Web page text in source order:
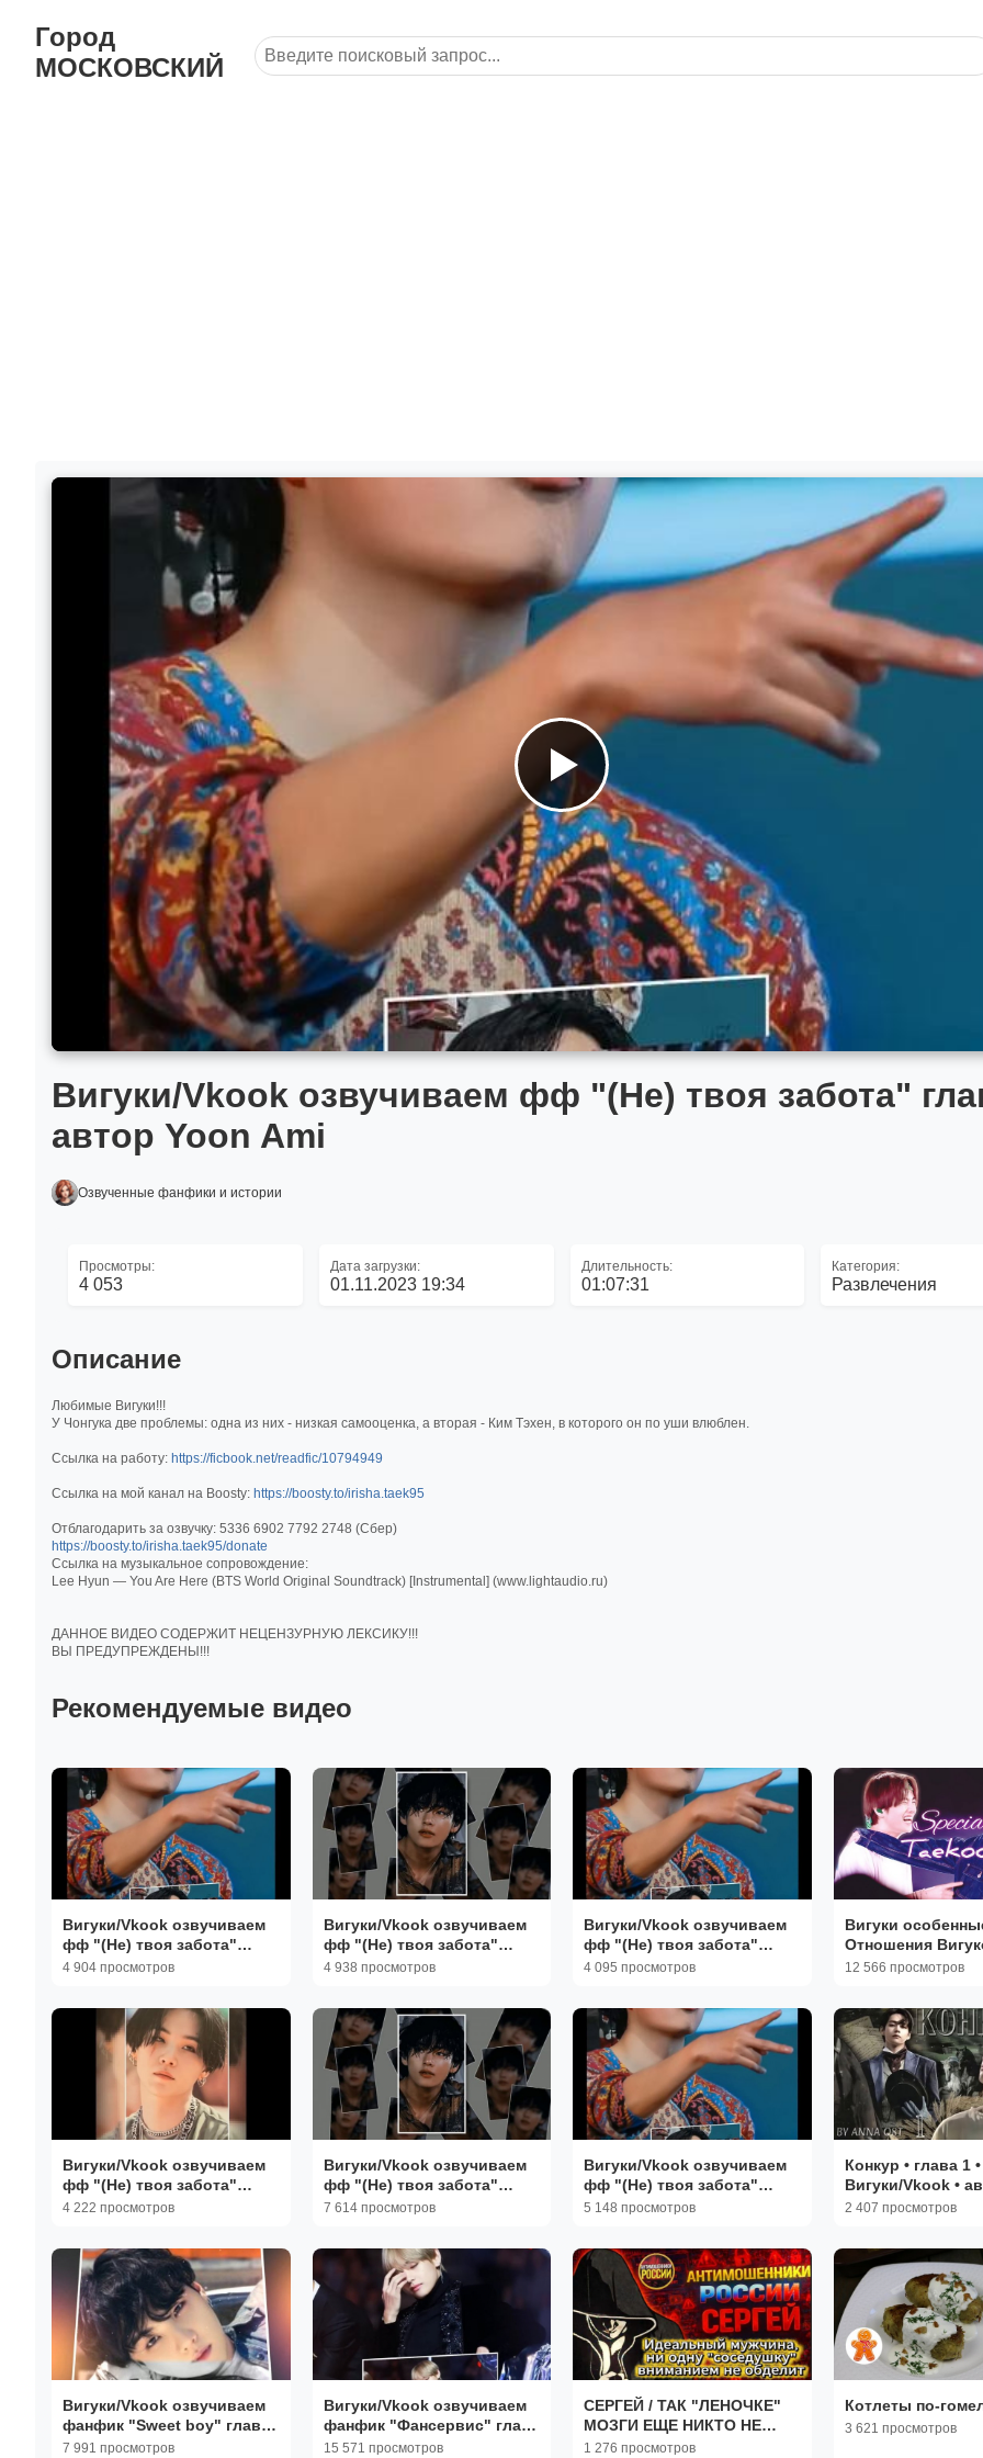
Город
МОСКОВСКИЙ
Вигуки/Vkook озвучиваем фф "(Не) твоя забота"
автор Yoon Ami
Озвученные фанфики и истории
Просмотры:
4 053
Дата загрузки:
01.11.2023 19:34
Длительность:
01:07:31
Категория:
Развлечения
Описание
Любимые Вигуки!!!
У Чонгука две проблемы: одна из них - низкая самооценка, а вторая - Ким Тэхен, в которого он по уши влюблен.
Ссылка на работу: https://ficbook.net/readfic/10794949
Ссылка на мой канал на Boosty: https://boosty.to/irisha.taek95
Отблагодарить за озвучку: 5336 6902 7792 2748 (Сбер)
https://boosty.to/irisha.taek95/donate
Ссылка на музыкальное сопровождение:
Lee Hyun — You Are Here (BTS World Original Soundtrack) [Instrumental] (www.lightaudio.ru)
ДАННОЕ ВИДЕО СОДЕРЖИТ НЕЦЕНЗУРНУЮ ЛЕКСИКУ!!!
ВЫ ПРЕДУПРЕЖДЕНЫ!!!
Рекомендуемые видео
Вигуки/Vkook озвучиваем
фф "(Не) твоя забота"
глава 6 автор Yoon Ami
4 904 просмотров
Вигуки/Vkook озвучиваем
фф "(Не) твоя забота"
глава 2 автор Yoon Ami
4 938 просмотров
Вигуки/Vkook озвучиваем
фф "(Не) твоя забота"
глава 4 автор Yoon Ami
4 095 просмотров
Вигуки
Отношения
другу|Вигуки
12 566 просмотров
Вигуки/Vkook озвучиваем
фф "(Не) твоя забота"
глава 15 автор Yoon Ami
4 222 просмотров
Вигуки/Vkook озвучиваем
фф "(Не) твоя забота"
глава 1 автор Yoon Ami
7 614 просмотров
Вигуки/Vkook озвучиваем
фф "(Не) твоя забота"
глава 11 автор Yoon Ami
5 148 просмотров
Конкур • глава 1 •
Вигуки/Vkook •
Ost • озвучка
2 407 просмотров
Вигуки/Vkook озвучиваем
фанфик "Sweet boy" глава
26 автор YoonAmi
7 991 просмотров
Вигуки/Vkook озвучиваем
фанфик "Фансервис" глава
6-8 автор DuPlessis
15 571 просмотров
СЕРГЕЙ / ТАК "ЛЕНОЧКЕ"
МОЗГИ ЕЩЕ НИКТО НЕ
ЧЕСАЛ / МОШЕННИКИ
1 276 просмотров
Котлеты по-
3 621 просмотров